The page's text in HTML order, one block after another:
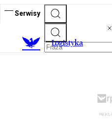
Serwisy
Logistyka